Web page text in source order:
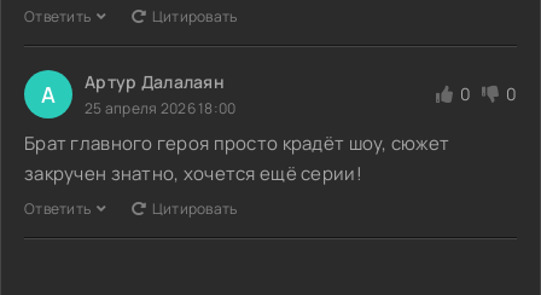
Ответить Цитировать
А Артур Далалаян
25 апреля 2026 18:00
0 0
Брат главного героя просто крадёт шоу, сюжет
закручен знатно, хочется ещё серии!
Ответить Цитировать